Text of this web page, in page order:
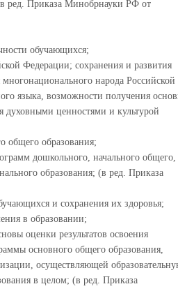
ред. Приказа Минобрнауки РФ от
обучающихся;
Федерации; сохранения и развития
многонационального народа Российской
языка, возможности получения
духовными ценностями и культурой
общего образования;
дошкольного, начального общего,
образования; (в ред. Приказа
и сохранения их здоровья;
в образовании;
оценки результатов освоения
основного общего образования,
осуществляющей
в целом; (в ред. Приказа